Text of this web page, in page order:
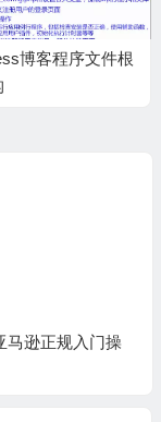
博客程序文件根
马逊正规入门操